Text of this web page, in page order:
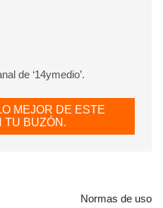
de ‘14ymedio’.
MEJOR DE ESTE
TU BUZÓN.
Normas de uso